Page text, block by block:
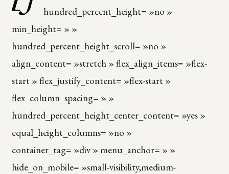
hundred_percent_height= »no »
min_height= » »
hundred_percent_height_scroll= »no »
align_content= »stretch » flex_align_items= »flex-
start » flex_justify_content= »flex-start »
flex_column_spacing= » »
hundred_percent_height_center_content= »yes »
equal_height_columns= »no »
container_tag= »div » menu_anchor= » »
hide_on_mobile= »small-visibility,medium-